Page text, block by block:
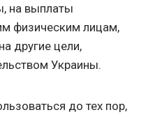
на выплаты
физическим лицам,
другие цели,
Украины.
до тех пор,